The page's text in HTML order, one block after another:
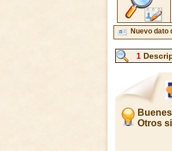
Nuevo dato
1
Otros